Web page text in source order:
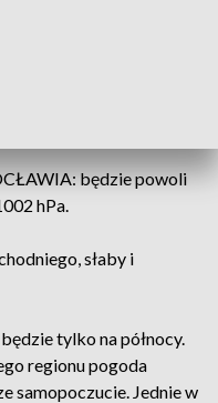
będzie powoli
hPa.
słaby i
tylko na północy.
regionu pogoda
samopoczucie. Jednie w